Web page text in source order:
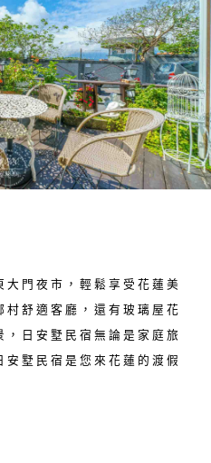
門夜市，輕鬆享受花蓮美
舒適客廳，還有玻璃屋花
，日安墅民宿無論是家庭旅
墅民宿是您來花蓮的渡假